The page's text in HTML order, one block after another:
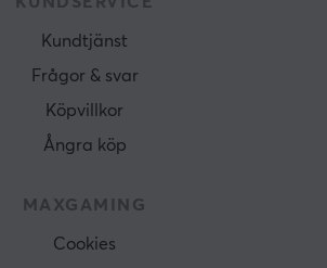
Kundtjänst
Frågor & svar
Köpvillkor
Ångra köp
MAXGAMING
Cookies